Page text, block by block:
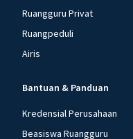
Ruangguru Privat
Ruangpeduli
Airis
Bantuan & Panduan
Kredensial Perusahaan
Beasiswa Ruangguru